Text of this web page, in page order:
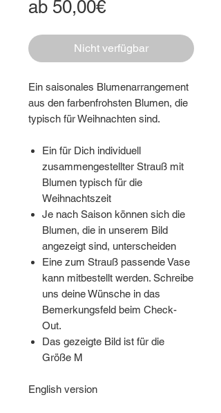
ab 50,00€Sale-
Nicht verfügbar
Ein saisonales Blumenarrangement
aus den farbenfrohsten Blumen, die
typisch für Weihnachten sind.
Ein für Dich individuell
zusammengestellter Strauß mit
Blumen typisch für die
Weihnachtszeit
Je nach Saison können sich die
Blumen, die in unserem Bild
angezeigt sind, unterscheiden
Eine zum Strauß passende Vase
kann mitbestellt werden. Schreibe
uns deine Wünsche in das
Bemerkungsfeld beim Check-
Out.
Das gezeigte Bild ist für die
Größe M
English version